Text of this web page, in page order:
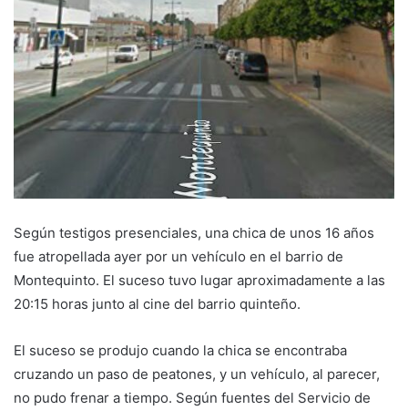
Según testigos presenciales, una chica de unos 16 años
fue atropellada ayer por un vehículo en el barrio de
Montequinto. El suceso tuvo lugar aproximadamente a las
20:15 horas junto al cine del barrio quinteño.
El suceso se produjo cuando la chica se encontraba
cruzando un paso de peatones, y un vehículo, al parecer,
no pudo frenar a tiempo. Según fuentes del Servicio de